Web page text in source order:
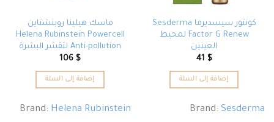
كونتور سيسديرما Sesderma
Factor G Renew لمحيط
العينين
41 $
إضافة إلى السلة
Brand:Sesderma
ماسك هيلينا روبنشتاين
Helena Rubinstein Powercell
Anti-pollution لتقشر البشرة
106 $
إضافة إلى السلة
Brand: Helena Rubinstein